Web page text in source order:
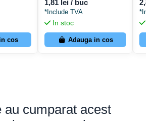
cos
1,81 lei / buc
*Include TVA
In stoc
Adauga in cos
In
au cumparat acest